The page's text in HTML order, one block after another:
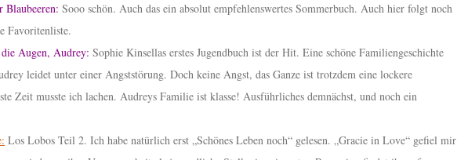
Blaubeeren: Sooo schön. Auch das ein absolut empfehlenswertes Sommerbuch. Auch hier folgt noch
Favoritenliste.
Augen, Audrey: Sophie Kinsellas erstes Jugendbuch ist der Hit. Eine schöne Familiengeschichte
leidet unter einer Angststörung. Doch keine Angst, das Ganze ist trotzdem eine lockere
Zeit musste ich lachen. Audreys Familie ist klasse! Ausführliches demnächst, und noch ein
Los Lobos Teil 2. Ich habe natürlich erst „Schönes Leben noch“ gelesen. „Gracie in Love“ gefiel mir